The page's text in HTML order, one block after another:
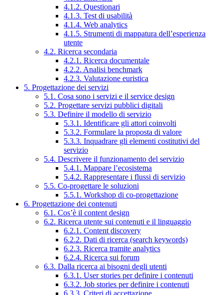
4.1.2. Questionari
4.1.3. Test di usabilità
4.1.4. Web analytics
4.1.5. Strumenti di mappatura dell’esperienza
utente
4.2. Ricerca secondaria
4.2.1. Ricerca documentale
4.2.2. Analisi benchmark
4.2.3. Valutazione euristica
5. Progettazione dei servizi
5.1. Cosa sono i servizi e il service design
5.2. Progettare servizi pubblici digitali
5.3. Definire il modello di servizio
5.3.1. Identificare gli attori coinvolti
5.3.2. Formulare la proposta di valore
5.3.3. Inquadrare gli elementi costitutivi del
servizio
5.4. Descrivere il funzionamento del servizio
5.4.1. Mappare l’ecosistema
5.4.2. Rappresentare i flussi di servizio
5.5. Co-progettare le soluzioni
5.5.1. Workshop di co-progettazione
6. Progettazione dei contenuti
6.1. Cos’è il content design
6.2. Ricerca utente sui contenuti e il linguaggio
6.2.1. Content discovery
6.2.2. Dati di ricerca (search keywords)
6.2.3. Ricerca tramite analytics
6.2.4. Ricerca sui forum
6.3. Dalla ricerca ai bisogni degli utenti
6.3.1. User stories per definire i contenuti
6.3.2. Job stories per definire i contenuti
6.3.3. Criteri di accettazione